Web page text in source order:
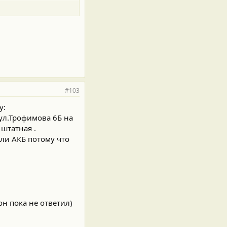
#103
6Б на
.
АКБ потому что
пока не ответил)